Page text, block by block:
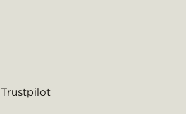
Trustpilot